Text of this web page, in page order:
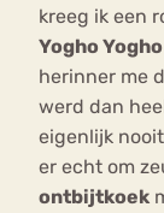
kreeg ik een
Yogho
herinner me
werd dan
eigenlijk
er echt om
ontbijtkoek